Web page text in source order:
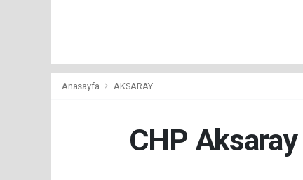
Anasayfa AKSARAY
CHP